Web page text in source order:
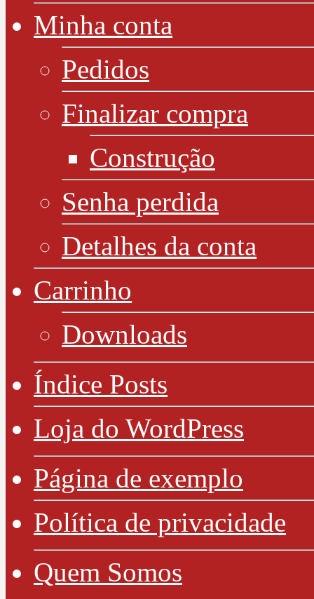
Minha conta
Pedidos
Finalizar compra
Construção
Senha perdida
Detalhes da conta
Carrinho
Downloads
Índice Posts
Loja do WordPress
Página de exemplo
Política de privacidade
Quem Somos